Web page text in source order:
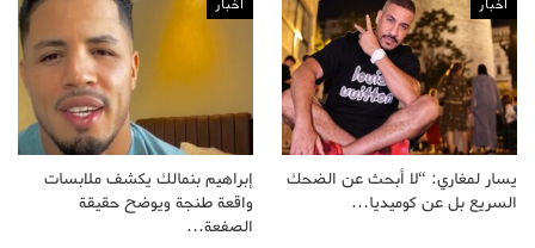
اخبار
يسار لمغاري: “لا أبحث عن الضحك
السريع بل عن كوميديا…
اخبار
إبراهيم بنمالك يكشف ملابسات
واقعة طنجة ويوضح حقيقة
الصفعة…